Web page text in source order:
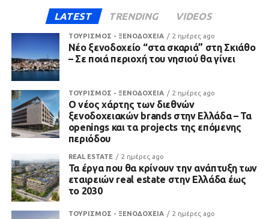
LATEST TRENDING VIDEOS
ΤΟΥΡΙΣΜΟΣ - ΞΕΝΟΔΟΧΕΙΑ 2 ημέρες ago
Νέο ξενοδοχείο “στα σκαριά” στη Σκιάθο
– Σε ποιά περιοχή του νησιού θα γίνει
ΤΟΥΡΙΣΜΟΣ - ΞΕΝΟΔΟΧΕΙΑ 2 ημέρες ago
Ο νέος χάρτης των διεθνών
ξενοδοχειακών brands στην Ελλάδα – Τα
openings και τα projects της επόμενης
περιόδου
REAL ESTATE 2 ημέρες ago
Τα έργα που θα κρίνουν την ανάπτυξη των
εταιρειών real estate στην Ελλάδα έως
το 2030
ΤΟΥΡΙΣΜΟΣ - ΞΕΝΟΔΟΧΕΙΑ 2 ημέρες ago